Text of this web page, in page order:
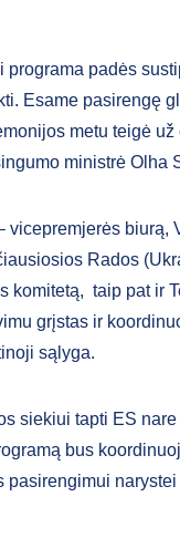
programa padės
Esame pasirengę
metu teigė
ministrė Olha
vicepremjerės biurą,
Rados
komitetą, taip pat ir
grįstas ir
sąlyga.
siekiui tapti ES nare
bus
narystei